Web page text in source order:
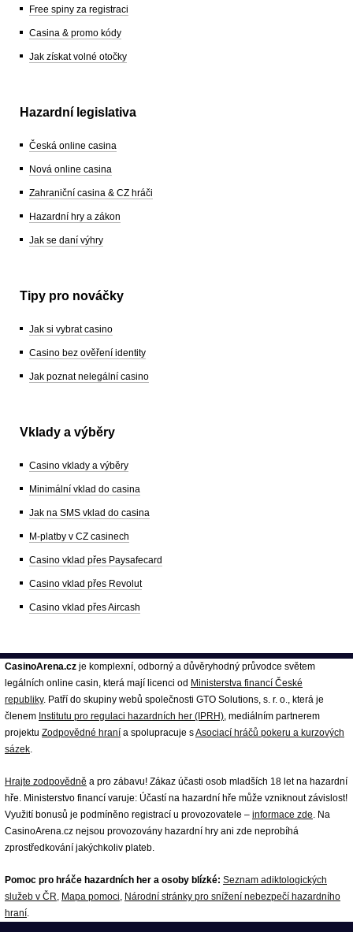
Free spiny za registraci
Casina & promo kódy
Jak získat volné otočky
Hazardní legislativa
Česká online casina
Nová online casina
Zahraniční casina & CZ hráči
Hazardní hry a zákon
Jak se daní výhry
Tipy pro nováčky
Jak si vybrat casino
Casino bez ověření identity
Jak poznat nelegální casino
Vklady a výběry
Casino vklady a výběry
Minimální vklad do casina
Jak na SMS vklad do casina
M-platby v CZ casinech
Casino vklad přes Paysafecard
Casino vklad přes Revolut
Casino vklad přes Aircash
CasinoArena.cz je komplexní, odborný a důvěryhodný průvodce světem
legálních online casin, která mají licenci od Ministerstva financí České
republiky. Patří do skupiny webů společnosti GTO Solutions, s. r. o., která je
členem Institutu pro regulaci hazardních her (IPRH), mediálním partnerem
projektu Zodpovědné hraní a spolupracuje sAsociací hráčů pokeru a kurzových
sázek.
Hrajte zodpovědně a pro zábavu! Zákaz účasti osob mladších 18 let na hazardní
hře. Ministerstvo financí varuje: Účastí na hazardní hře může vzniknout závislost!
Využití bonusů je podmíněno registrací u provozovatele – informace zde. Na
CasinoArena.cz nejsou provozovány hazardní hry ani zde neprobíhá
zprostředkování jakýchkoliv plateb.
Pomoc pro hráče hazardních her a osoby blízké: Seznam adiktologických
služeb v ČR, Mapa pomoci, Národní stránky pro snížení nebezpečí hazardního
hraní.